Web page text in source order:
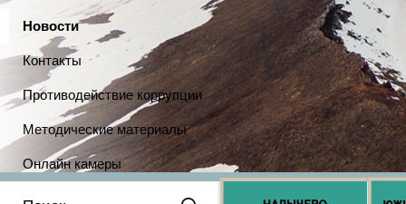
Новости
Контакты
Противодействие коррупции
Методические материалы
Онлайн камеры
Положение о выдаче